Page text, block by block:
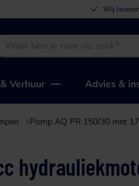
Wij leveren
Verhuur Advies &
Pomp AQ PR 150/30 met